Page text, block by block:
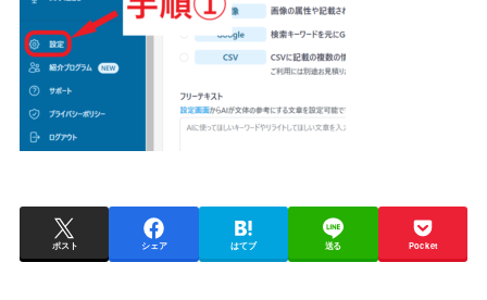
ポスト シェア はてブ 送る Pocket